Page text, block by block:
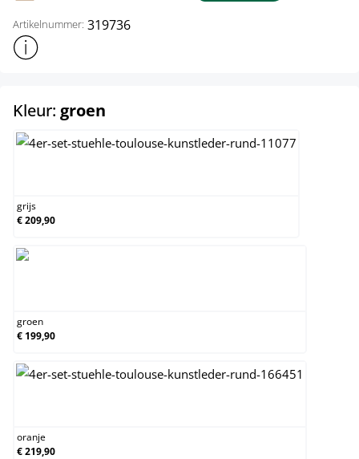
Artikelnummer: 319736
Toon meer productinformatie
Kleur: groen
grijs
€ 209,90
groen
€ 199,90
oranje
€ 219,90